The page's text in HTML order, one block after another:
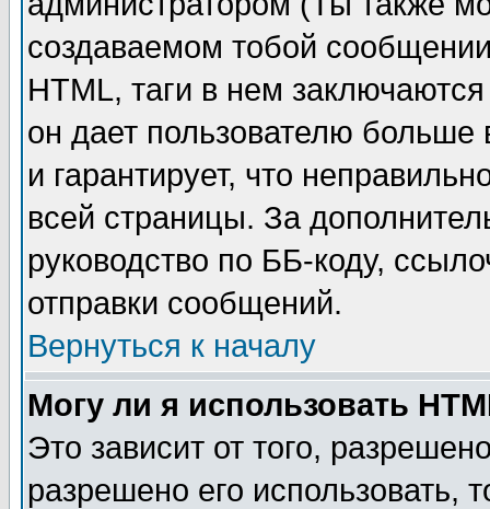
создаваемом тобой
HTML, таги в нем
он дает пользователю
и гарантирует, что
всей страницы. За
руководство по ББ-коду,
отправки сообщений.
Вернуться к началу
Могу ли я использовать
Это зависит от того,
разрешено его использовать,